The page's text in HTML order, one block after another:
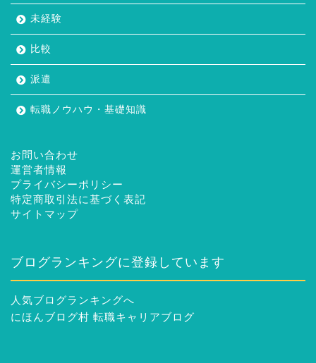
未経験
比較
派遣
転職ノウハウ・基礎知識
お問い合わせ
運営者情報
プライバシーポリシー
特定商取引法に基づく表記
サイトマップ
ブログランキングに登録しています
人気ブログランキングへ
にほんブログ村 転職キャリアブログ